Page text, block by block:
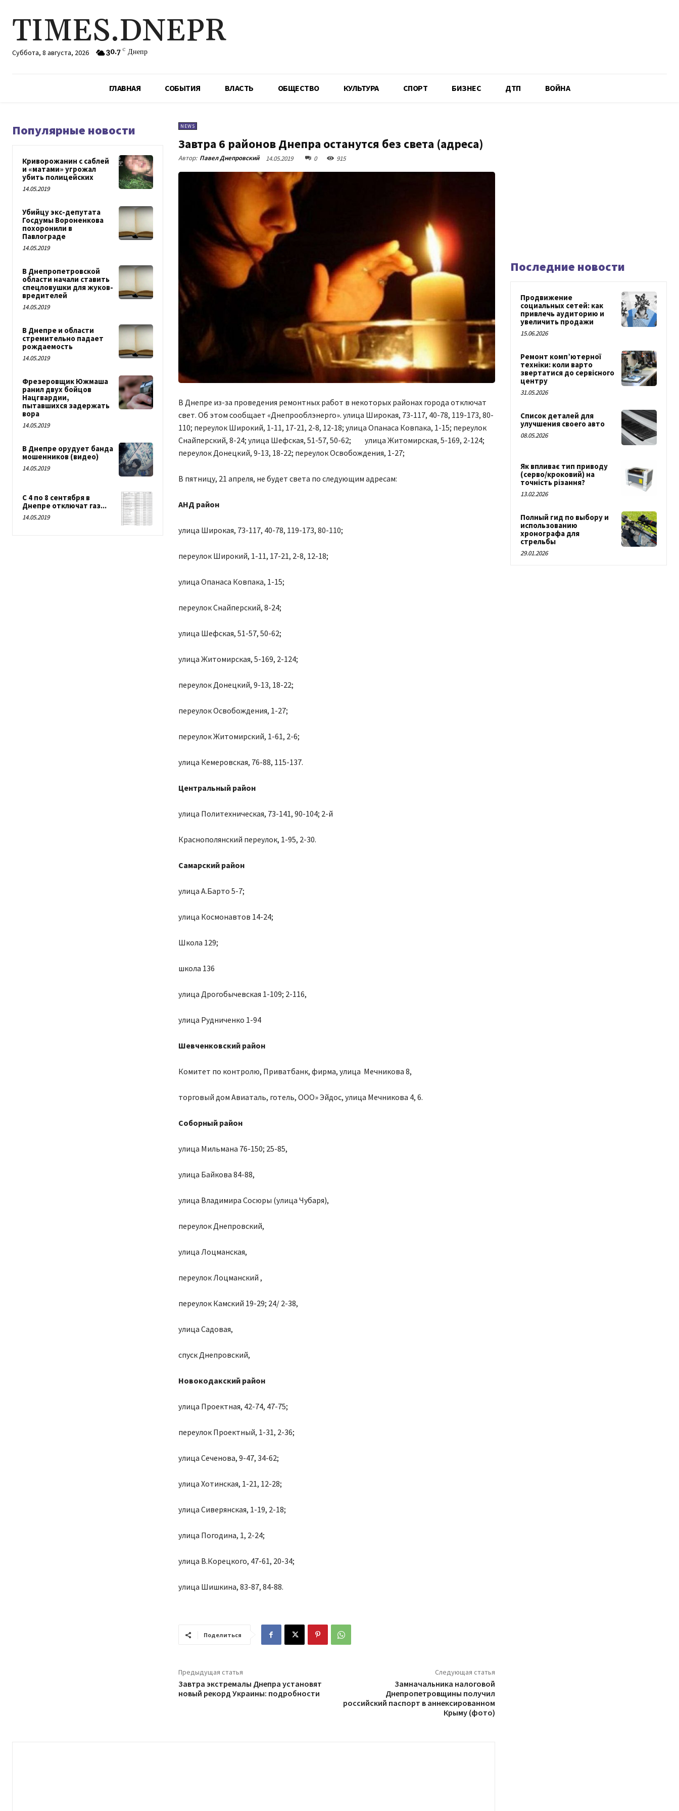
TIMES.DNEPR
Суббота, 8 августа, 2026 30.7 C Днепр
ГЛАВНАЯ СОБЫТИЯ ВЛАСТЬ ОБЩЕСТВО КУЛЬТУРА СПОРТ БИЗНЕС ДТП ВОЙНА
Популярные новости
Криворожанин с саблей
и «матами» угрожал
убить полицейских
14.05.2019
Убийцу экс-депутата
Госдумы Вороненкова
похоронили в
Павлограде
14.05.2019
В Днепропетровской
области начали ставить
спецловушки для жуков-
вредителей
14.05.2019
В Днепре и области
стремительно падает
рождаемость
14.05.2019
Фрезеровщик Южмаша
ранил двух бойцов
Нацгвардии,
пытавшихся задержать
вора
14.05.2019
В Днепре орудует банда
мошенников (видео)
14.05.2019
С 4 по 8 сентября в
Днепре отключат газ...
14.05.2019
NEWS
Завтра 6 районов Днепра останутся без света (адреса)
Автор: Павел Днепровский 14.05.2019 0 915
В Днепре из-за проведения ремонтных работ в некоторых районах города отключат
свет. Об этом сообщает «Днепрооблэнерго». улица Широкая, 73-117, 40-78, 119-173, 80-
110; переулок Широкий, 1-11, 17-21, 2-8, 12-18; улица Опанаса Ковпака, 1-15; переулок
Снайперский, 8-24; улица Шефская, 51-57, 50-62; улица Житомирская, 5-169, 2-124;
переулок Донецкий, 9-13, 18-22; переулок Освобождения, 1-27;
В пятницу, 21 апреля, не будет света по следующим адресам:
АНД район
улица Широкая, 73-117, 40-78, 119-173, 80-110;
переулок Широкий, 1-11, 17-21, 2-8, 12-18;
улица Опанаса Ковпака, 1-15;
переулок Снайперский, 8-24;
улица Шефская, 51-57, 50-62;
улица Житомирская, 5-169, 2-124;
переулок Донецкий, 9-13, 18-22;
переулок Освобождения, 1-27;
переулок Житомирский, 1-61, 2-6;
улица Кемеровская, 76-88, 115-137.
Центральный район
улица Политехническая, 73-141, 90-104; 2-й
Краснополянский переулок, 1-95, 2-30.
Самарский район
улица А.Барто 5-7;
улица Космонавтов 14-24;
Школа 129;
школа 136
улица Дрогобычевская 1-109; 2-116,
улица Рудниченко 1-94
Шевченковский район
Комитет по контролю, Приватбанк, фирма, улица Мечникова 8,
торговый дом Авиаталь, готель, ООО» Эйдос, улица Мечникова 4, 6.
Соборный район
улица Мильмана 76-150; 25-85,
улица Байкова 84-88,
улица Владимира Сосюры (улица Чубаря),
переулок Днепровский,
улица Лоцманская,
переулок Лоцманский ,
переулок Камский 19-29; 24/ 2-38,
улица Садовая,
спуск Днепровский,
Новокодакский район
улица Проектная, 42-74, 47-75;
переулок Проектный, 1-31, 2-36;
улица Сеченова, 9-47, 34-62;
улица Хотинская, 1-21, 12-28;
улица Сиверянская, 1-19, 2-18;
улица Погодина, 1, 2-24;
улица В.Корецкого, 47-61, 20-34;
улица Шишкина, 83-87, 84-88.
Поделиться
Предыдущая статья
Завтра экстремалы Днепра установят
новый рекорд Украины: подробности
Следующая статья
Замначальника налоговой
Днепропетровщины получил
российский паспорт в аннексированном
Крыму (фото)
Последние новости
Продвижение
социальных сетей: как
привлечь аудиторию и
увеличить продажи
15.06.2026
Ремонт комп’ютерної
техніки: коли варто
звертатися до сервісного
центру
31.05.2026
Список деталей для
улучшения своего авто
08.05.2026
Як впливає тип приводу
(серво/кроковий) на
точність різання?
13.02.2026
Полный гид по выбору и
использованию
хронографа для
стрельбы
29.01.2026